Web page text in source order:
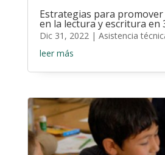
Estrategias para
en la lectura y escritura en
Dic 31, 2022| Asistencia
leer más